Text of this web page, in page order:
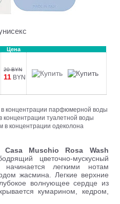
Цена
20 BYN
11 BYN
концентрации парфюмерной воды
туалетной воды
концентрации одеколона
Muschio Rosa Wash
цветочно-мускусный
легкими нотам
жасмина. Легкие верхние
волнующее сердце из
кумарином, кедром,